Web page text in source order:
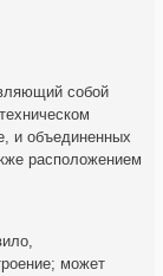
собой
и объединенных
расположением
может